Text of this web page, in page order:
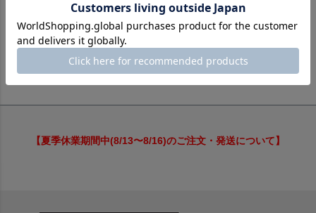
1件中
【夏季休業期間中(8/13〜8/16)のご注文・発送について】